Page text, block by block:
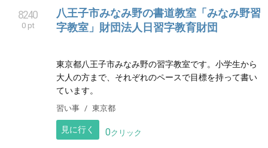
0 pt
その他 東京都
見に行く
八王子市みなみ野の書道教室「みなみ野習